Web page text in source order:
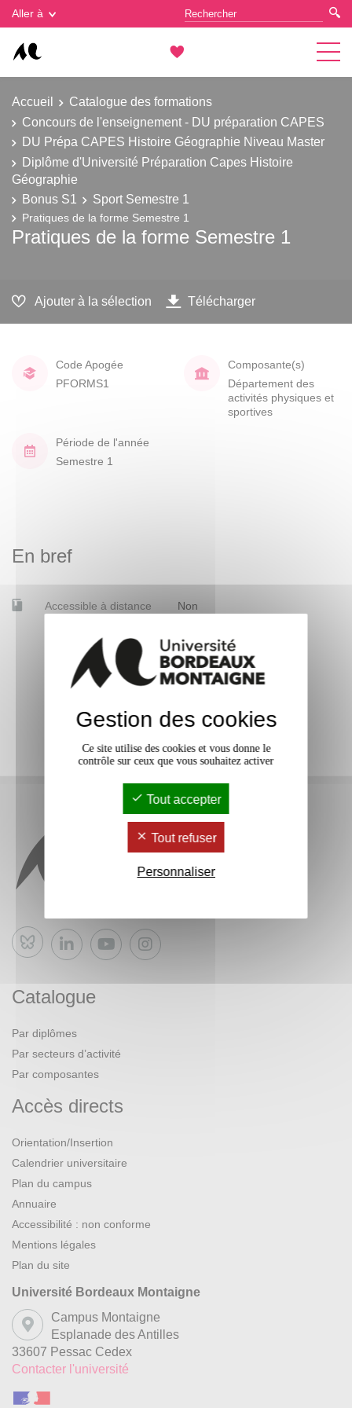
Aller à
Accueil
Catalogue des formations
Concours de l'enseignement - DU préparation CAPES
DU Prépa CAPES Histoire Géographie Niveau Master
Diplôme d'Université Préparation Capes Histoire
Géographie
Bonus S1
Sport Semestre 1
Pratiques de la forme Semestre 1
Pratiques de la forme Semestre 1
Ajouter à la sélection Télécharger
Code Apogée
PFORMS1
Composante(s)
Département des
activités physiques et
sportives
Période de l'année
Semestre 1
En bref
Accessible à distance Non
Bluesky
Catalogue
Par diplômes
Par secteurs d’activité
Par composantes
Accès directs
Orientation/Insertion
Calendrier universitaire
Plan du campus
Annuaire
Accessibilité : non conforme
Mentions légales
Plan du site
Université Bordeaux Montaigne
Campus Montaigne
Esplanade des Antilles
33607 Pessac Cedex
Contacter l'université
Gestion des cookies
Gestion des cookies
Ce site utilise des cookies et vous donne le
contrôle sur ceux que vous souhaitez activer
Tout accepter
Tout refuser
Personnaliser